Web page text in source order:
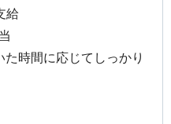
給
時間に応じてしっかり